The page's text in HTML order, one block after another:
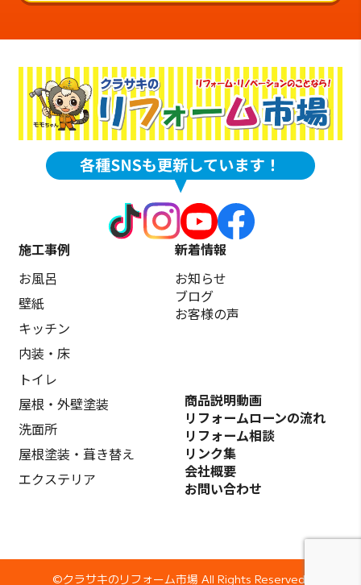
施工事例
お風呂
壁紙
キッチン
内装・床
トイレ
屋根・外壁塗装
洗面所
屋根塗装・葺き替え
エクステリア
新着情報
お知らせ
ブログ
お客様の声
商品説明動画
リフォームローンの流れ
リフォーム相談
リンク集
会社概要
お問い合わせ
©️クラサキのリフォーム市場 All Rights Reserved.